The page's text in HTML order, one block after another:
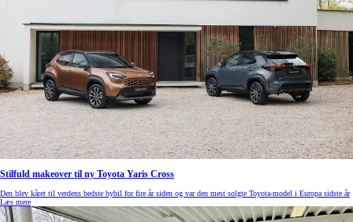
Stilfuld makeover til ny Toyota Yaris Cross
Den blev kåret til verdens bedste bybil for fire år siden og var den mest solgte Toyota-model i Europa sidste år
Læs mere